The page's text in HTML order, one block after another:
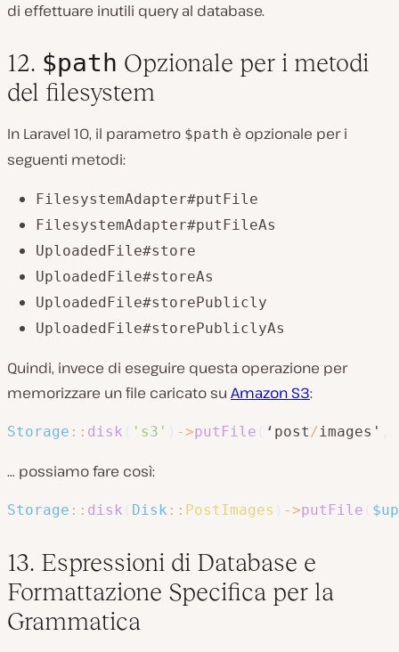
di effettuare inutili query al database.
12. $path Opzionale per i metodi
del filesystem
In Laravel 10, il parametro $path è opzionale per i
seguenti metodi:
FilesystemAdapter#putFile
FilesystemAdapter#putFileAs
UploadedFile#store
UploadedFile#storeAs
UploadedFile#storePublicly
UploadedFile#storePubliclyAs
Quindi, invece di eseguire questa operazione per
memorizzare un file caricato su Amazon S3:
Storage :: disk 's3' ->putFile ‘post/images'
… possiamo fare così:
Storage :: disk Disk :: PostImages ->putFile
13. Espressioni di Database e
Formattazione Specifica per la
Grammatica